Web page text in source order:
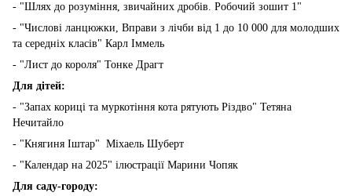
- "Шлях до розуміння, звичайних дробів. Робочий зошит 1"
- "Числові ланцюжки, Вправи з лічби від 1 до 10 000 для молодших
та середніх класів" Карл Іммель
- "Лист до короля" Тонке Драгт
Для дітей:
- "Запах кориці та муркотіння кота рятують Різдво" Тетяна
Нечитайло
- "Княгиня Іштар" Міхаель Шуберт
- "Календар на 2025" ілюстрації Марини Чопяк
Для саду-городу: